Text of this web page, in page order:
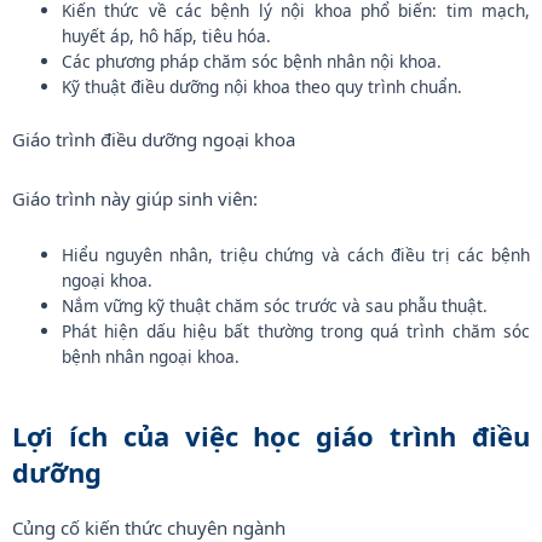
Kiến thức về các bệnh lý nội khoa phổ biến: tim mạch,
huyết áp, hô hấp, tiêu hóa.
Các phương pháp chăm sóc bệnh nhân nội khoa.
Kỹ thuật điều dưỡng nội khoa theo quy trình chuẩn.
Giáo trình điều dưỡng ngoại khoa
Giáo trình này giúp sinh viên:
Hiểu nguyên nhân, triệu chứng và cách điều trị các bệnh
ngoại khoa.
Nắm vững kỹ thuật chăm sóc trước và sau phẫu thuật.
Phát hiện dấu hiệu bất thường trong quá trình chăm sóc
bệnh nhân ngoại khoa.
Lợi ích của việc học giáo trình điều
dưỡng
Củng cố kiến thức chuyên ngành